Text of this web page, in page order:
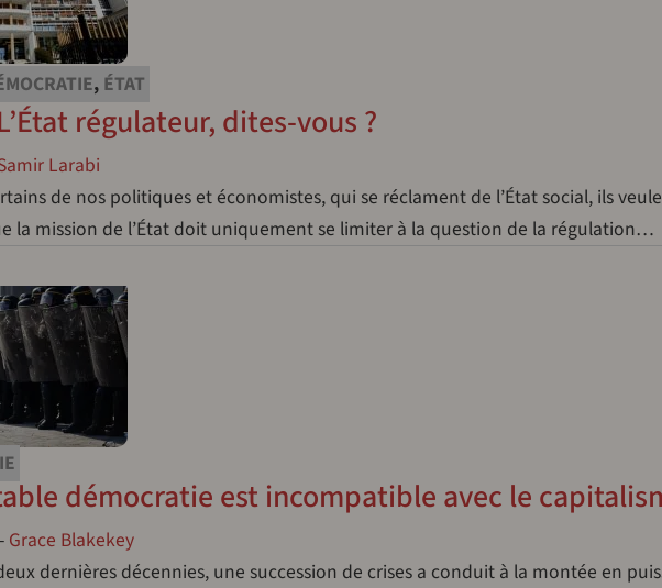
, ÉTAT
régulateur, dites-vous ?
Larabi
de nos politiques et économistes, qui se réclament de l’État social, ils
la mission de l’État doit uniquement se limiter à la question de la régulation…
démocratie est incompatible avec le
- Grace Blakekey
dernières décennies, une succession de crises a conduit à la montée en